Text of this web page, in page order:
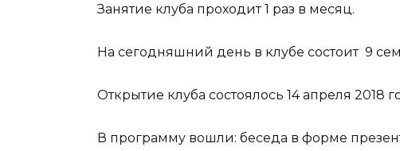
Занятие клуба проходит 1 раз в месяц.
На сегодняшний день в клубе состоит 9
Открытие клуба состоялось 14 апреля 2018
В программу вошли: беседа в форме